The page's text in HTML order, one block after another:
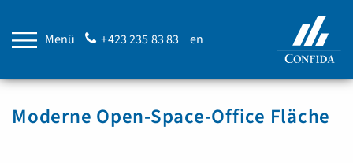
Menü +423 235 83 83 en
Moderne Open-Space-Office Fläche